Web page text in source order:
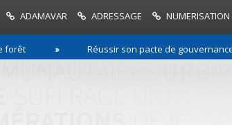
ADAMAVAR ADRESSAGE NUMERISATION
Réussir son pacte de gouvernance :